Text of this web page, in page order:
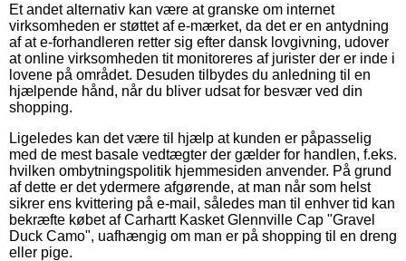
Et andet alternativ kan være at granske om internet
virksomheden er støttet af e-mærket, da det er en antydning
af at e-forhandleren retter sig efter dansk lovgivning, udover
at online virksomheden tit monitoreres af jurister der er inde i
lovene på området. Desuden tilbydes du anledning til en
hjælpende hånd, når du bliver udsat for besvær ved din
shopping.
Ligeledes kan det være til hjælp at kunden er påpasselig
med de mest basale vedtægter der gælder for handlen, f.eks.
hvilken ombytningspolitik hjemmesiden anvender. På grund
af dette er det ydermere afgørende, at man når som helst
sikrer ens kvittering på e-mail, således man til enhver tid kan
bekræfte købet af Carhartt Kasket Glennville Cap "Gravel
Duck Camo", uafhængig om man er på shopping til en dreng
eller pige.